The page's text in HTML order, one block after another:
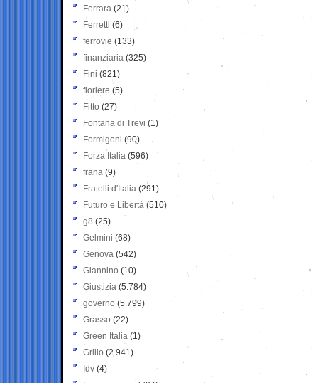
Ferrara (21)
Ferretti (6)
ferrovie (133)
finanziaria (325)
Fini (821)
fioriere (5)
Fitto (27)
Fontana di Trevi (1)
Formigoni (90)
Forza Italia (596)
frana (9)
Fratelli d'Italia (291)
Futuro e Libertà (510)
g8 (25)
Gelmini (68)
Genova (542)
Giannino (10)
Giustizia (5.784)
governo (5.799)
Grasso (22)
Green Italia (1)
Grillo (2.941)
Idv (4)